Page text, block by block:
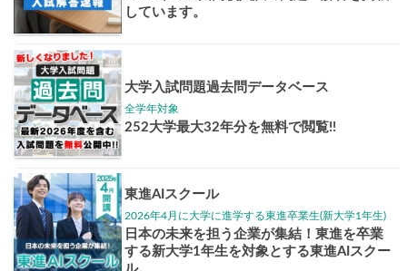
大学入試偏差値ランキング
お知らせ・イベント おすすめ